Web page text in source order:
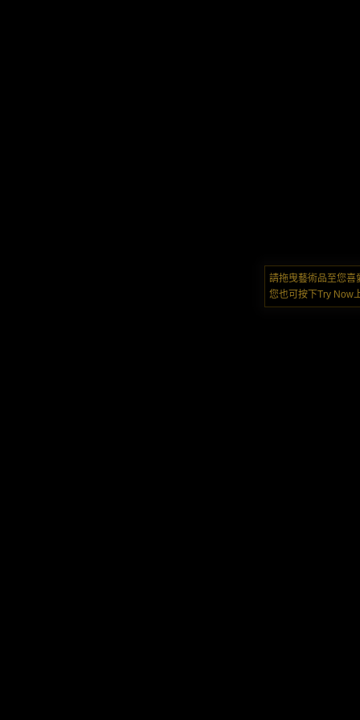
請拖曳藝術品至您喜
您也可按下Try Now